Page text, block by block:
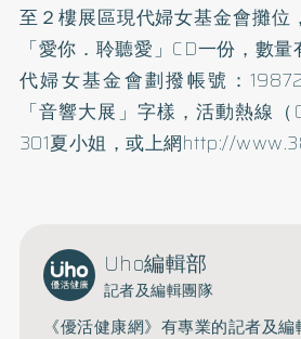
至２樓展區現代婦女基金會攤位
「愛你．聆聽愛」CD一份，數
代婦女基金會劃撥帳號：
「音響大展」字樣，活動熱線
301夏小姐，或上網http://
Uho編輯部
記者及編輯團隊
《優活健康網》有專業的記者及